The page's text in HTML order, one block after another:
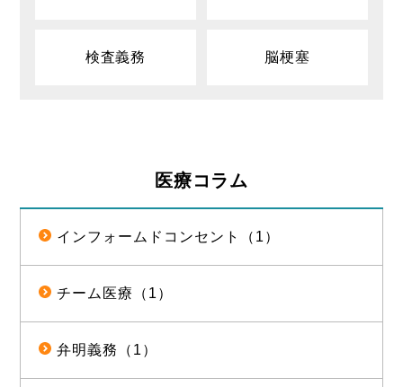
検査義務 脳梗塞
医療コラム
インフォームドコンセント（1）
チーム医療（1）
弁明義務（1）